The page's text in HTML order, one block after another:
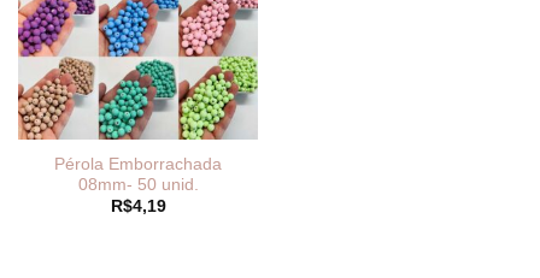
Pérola Emborrachada
08mm- 50 unid.
R$4,19